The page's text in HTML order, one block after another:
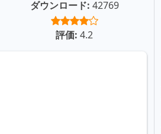
ダウンロード: 42769
評価: 4.2